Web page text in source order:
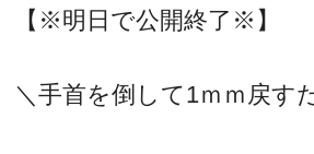
【※明日で公開終了※】
＼手首を倒して1ｍｍ戻す